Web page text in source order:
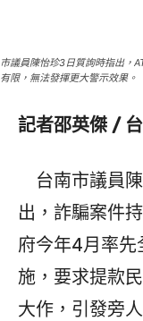
市議員陳怡珍3日質詢時指出，
有限，無法發揮更大警示效果。
記者邵英傑 /
台南市議員
出，詐騙案件
府今年4月率先
施，要求提款
大作，引發旁